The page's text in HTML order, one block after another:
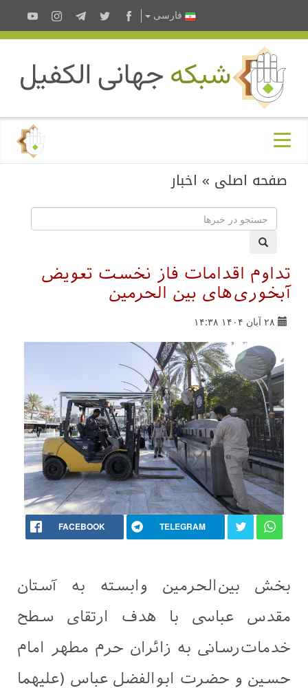
فارسى
صفحه اصلی » اخبار
تداوم اقدامات فاز نخست تعویض
آبخوری‌های بین الحرمین
۲۸ آبان ۱۴۰۴ ۱۴:۳۸
FACEBOOK TELEGRAM
بخش بین‌الحرمین وابسته به آستان
مقدس عباسی با هدف ارتقای سطح
خدمات‌رسانی به زائران حرم مطهر امام
حسین و حضرت ابوالفضل عباس (علیهما